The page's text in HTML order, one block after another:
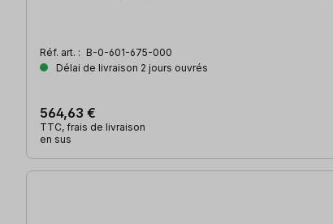
Réf. art. : B-0-601-675-000
Délai de livraison 2 jours ouvrés
564,63 €
TTC, frais de livraison
en sus